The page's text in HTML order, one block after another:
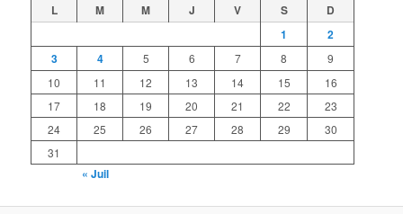
L M M J V S
D
1
2
3
4 5 6 7 8
9
10
11 12 13 14 15
16
17
18 19 20 21 22
23
24
25 26 27 28 29
30
31
« Juil